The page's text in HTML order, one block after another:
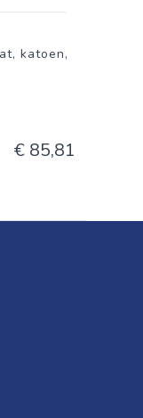
katoen,
€ 85,81